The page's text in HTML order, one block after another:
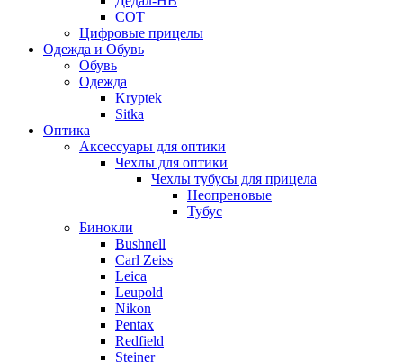
СОТ
Цифровые прицелы
Одежда и Обувь
Обувь
Одежда
Kryptek
Sitka
Оптика
Аксессуары для оптики
Чехлы для оптики
Чехлы тубусы для прицела
Неопреновые
Тубус
Бинокли
Bushnell
Carl Zeiss
Leica
Leupold
Nikon
Pentax
Redfield
Steiner